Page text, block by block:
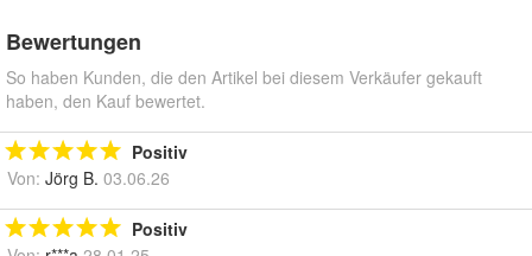
Bewertungen
So haben Kunden, die den Artikel bei diesem Verkäufer gekauft
haben, den Kauf bewertet.
Positiv
Von: Jörg B. 03.06.26
Positiv